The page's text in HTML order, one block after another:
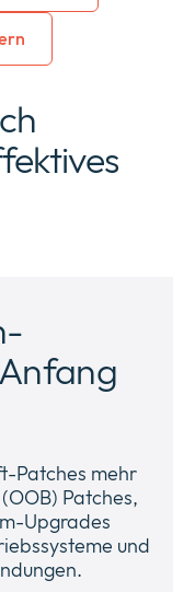
Patches mehr
Patches,
Upgrades
und